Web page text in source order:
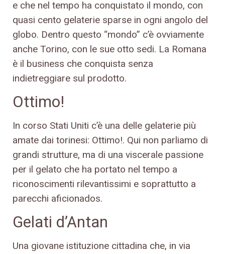
e che nel tempo ha conquistato il mondo, con
quasi cento gelaterie sparse in ogni angolo del
globo. Dentro questo “mondo” c’è ovviamente
anche Torino, con le sue otto sedi. La Romana
è il business che conquista senza
indietreggiare sul prodotto.
Ottimo!
In corso Stati Uniti c’è una delle gelaterie più
amate dai torinesi: Ottimo!. Qui non parliamo di
grandi strutture, ma di una viscerale passione
per il gelato che ha portato nel tempo a
riconoscimenti rilevantissimi e soprattutto a
parecchi aficionados.
Gelati d’Antan
Una giovane istituzione cittadina che, in via